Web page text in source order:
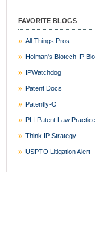
FAVORITE BLOGS
All Things Pros
Holman's Biotech IP
IPWatchdog
Patent Docs
Patently-O
PLI Patent Law
Think IP Strategy
USPTO Litigation Alert